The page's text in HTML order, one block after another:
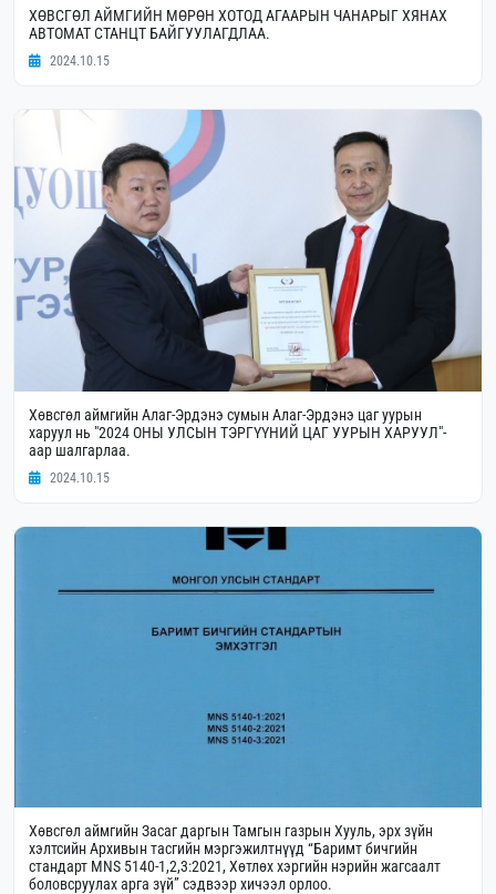
ХӨВСГӨЛ АЙМГИЙН МӨРӨН ХОТОД АГААРЫН ЧАНАРЫГ ХЯНАХ
АВТОМАТ СТАНЦТ БАЙГУУЛАГДЛАА.
2024.10.15
Хөвсгөл аймгийн Алаг-Эрдэнэ сумын Алаг-Эрдэнэ цаг уурын
харуул нь "2024 ОНЫ УЛСЫН ТЭРГҮҮНИЙ ЦАГ УУРЫН ХАРУУЛ"-
аар шалгарлаа.
2024.10.15
Хөвсгөл аймгийн Засаг даргын Тамгын газрын Хууль, эрх зүйн
хэлтсийн Архивын тасгийн мэргэжилтнүүд “Баримт бичгийн
стандарт MNS 5140-1,2,3:2021, Хөтлөх хэргийн нэрийн жагсаалт
боловсруулах арга зүй” сэдвээр хичээл орлоо.